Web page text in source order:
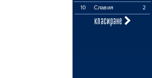
10
Славия 2
класиране